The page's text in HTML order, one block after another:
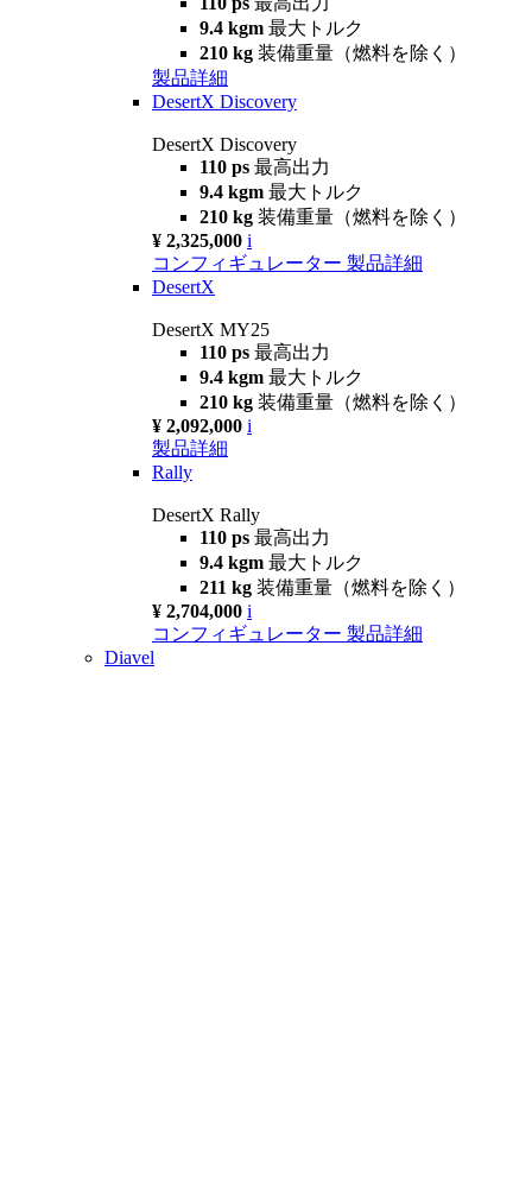
9.4 kgm 最大トルク
210 kg 装備重量（燃料を除く）
製品詳細
DesertX Discovery
DesertX Discovery
110 ps 最高出力
9.4 kgm 最大トルク
210 kg 装備重量（燃料を除く）
¥ 2,325,000 i
コンフィギュレーター 製品詳細
DesertX
DesertX MY25
110 ps 最高出力
9.4 kgm 最大トルク
210 kg 装備重量（燃料を除く）
¥ 2,092,000 i
製品詳細
Rally
DesertX Rally
110 ps 最高出力
9.4 kgm 最大トルク
211 kg 装備重量（燃料を除く）
¥ 2,704,000 i
コンフィギュレーター 製品詳細
Diavel